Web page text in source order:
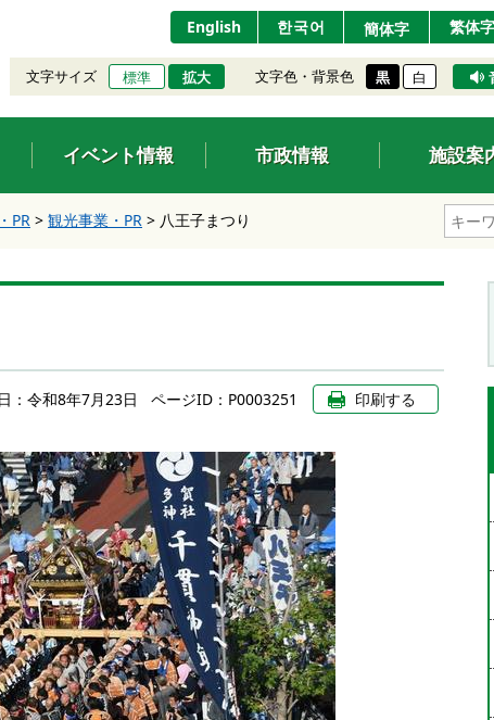
English 한국어 簡体字 繁体字
文字サイズ 標準 拡大 文字色・背景色 黒 白
イベント情報 市政情報 施設案
PR > 観光事業・PR > 八王子まつり
： 令和8年7月23日 ページID：P0003251 印刷する